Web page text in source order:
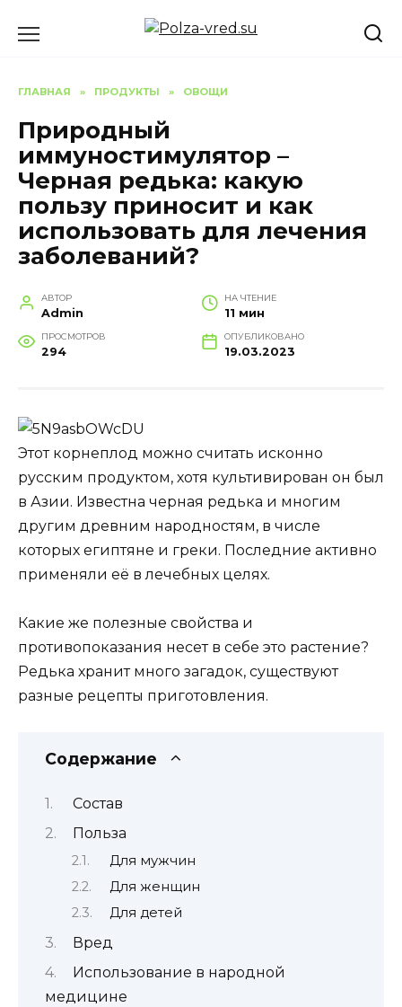
ГЛАВНАЯ » ПРОДУКТЫ » ОВОЩИ
Природный
иммуностимулятор –
Черная редька: какую
пользу приносит и как
использовать для лечения
заболеваний?
АВТОР
Admin
НА ЧТЕНИЕ
11 мин
ПРОСМОТРОВ
294
ОПУБЛИКОВАНО
19.03.2023
Этот корнеплод можно считать исконно
русским продуктом, хотя культивирован он был
в Азии. Известна черная редька и многим
другим древним народностям, в числе
которых египтяне и греки. Последние активно
применяли её в лечебных целях.
Какие же полезные свойства и
противопоказания несет в себе это растение?
Редька хранит много загадок, существуют
разные рецепты приготовления.
Содержание
Состав
Польза
Для мужчин
Для женщин
Для детей
Вред
Использование в народной
медицине